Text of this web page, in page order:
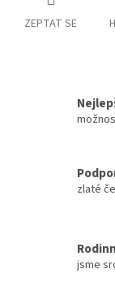
ZEPTAT SE
zlaté
jsme